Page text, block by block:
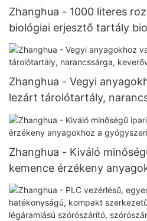
Zhanghua - 1000 literes
biológiai erjesztő tartály
Zhanghua - Vegyi
lezárt tárolótartály,
ellátott, létároló tartállyal
Zhanghua - Kiváló
kemence érzékeny
gyógyszeriparban